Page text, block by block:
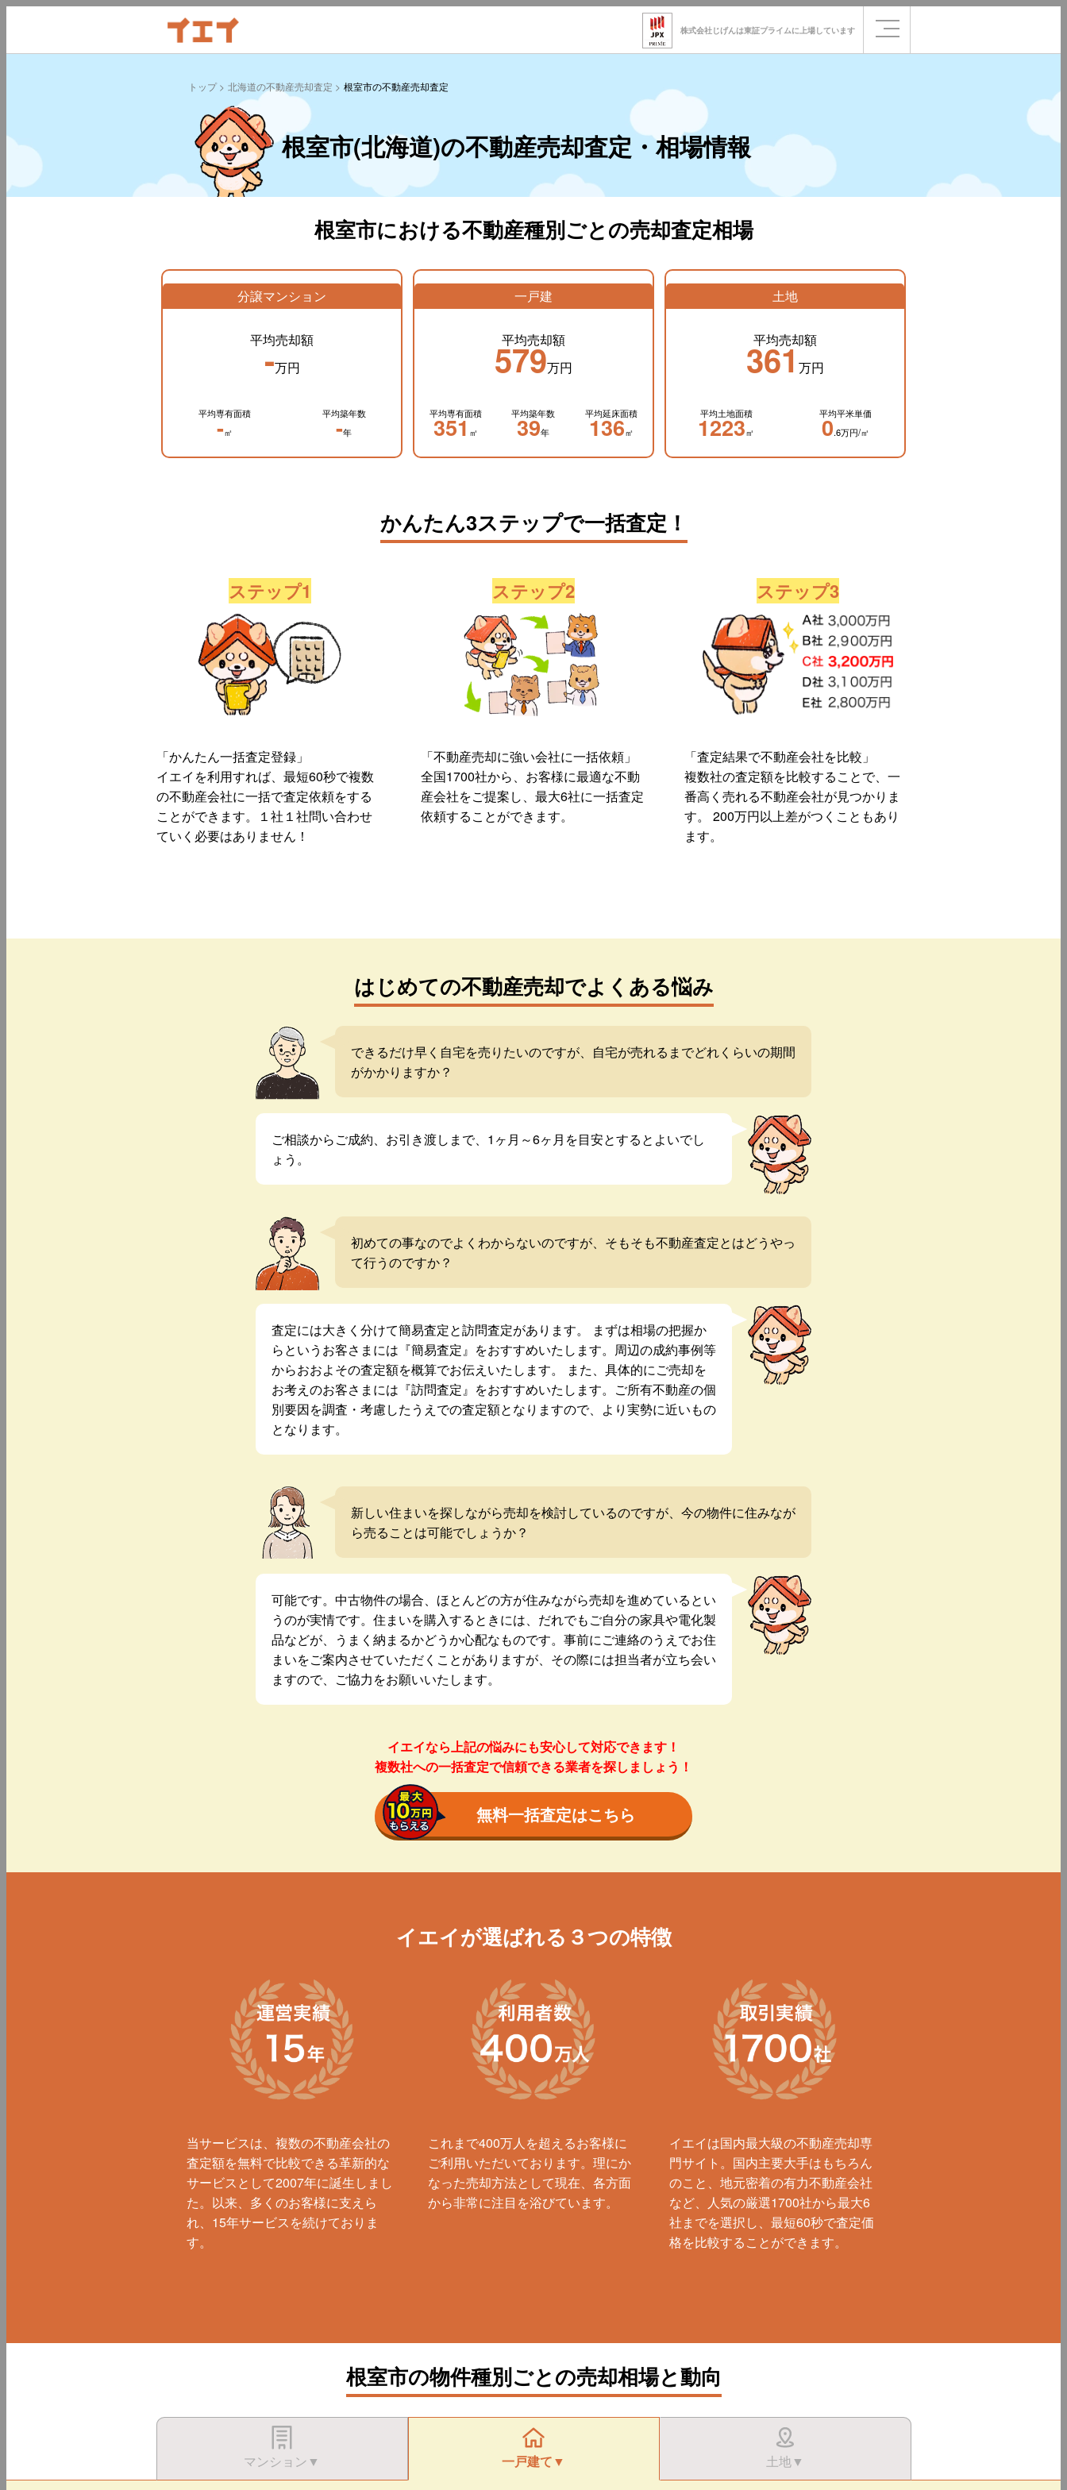
株式会社じげんは東証プライムに 上場しています
トップ 北海道の不動産売却査定 根室市の不動産売却査定
根室市(北海道)の不動産売却査定・相場情報
根室市における不動産種別ごとの売却査定相場
分譲マンション
平均売却額
-万円
平均専有面積
-㎡
平均築年数
-年
一戸建
平均売却額
579万円
平均専有面積
351㎡
平均築年数
39年
平均延床面積
136㎡
土地
平均売却額
361万円
平均土地面積
1223㎡
平均平米単価
0.6万円/㎡
かんたん3ステップで一括査定！
ステップ1
「かんたん一括査定登録」
イエイを利用すれば、最短60秒で複数
の不動産会社に一括で査定依頼をする
ことができます。１社１社問い合わせ
ていく必要はありません！
ステップ2
「不動産売却に強い会社に一括依頼」
全国1700社から、お客様に最適な不動
産会社をご提案し、最大6社に一括査定
依頼することができます。
ステップ3
「査定結果で不動産会社を比較」
複数社の査定額を比較することで、一
番高く売れる不動産会社が見つかりま
す。 200万円以上差がつくこともあり
ます。
はじめての不動産売却でよくある悩み
できるだけ早く自宅を売りたいのですが、自宅が売れるまでどれくらいの期間
がかかりますか？
ご相談からご成約、お引き渡しまで、1ヶ月～6ヶ月を目安とするとよいでし
ょう。
初めての事なのでよくわからないのですが、そもそも不動産査定とはどうやっ
て行うのですか？
査定には大きく分けて簡易査定と訪問査定があります。 まずは相場の把握か
らというお客さまには『簡易査定』をおすすめいたします。周辺の成約事例等
からおおよその査定額を概算でお伝えいたします。 また、具体的にご売却を
お考えのお客さまには『訪問査定』をおすすめいたします。ご所有不動産の個
別要因を調査・考慮したうえでの査定額となりますので、より実勢に近いもの
となります。
新しい住まいを探しながら売却を検討しているのですが、今の物件に住みなが
ら売ることは可能でしょうか？
可能です。中古物件の場合、ほとんどの方が住みながら売却を進めているとい
うのが実情です。住まいを購入するときには、だれでもご自分の家具や電化製
品などが、うまく納まるかどうか心配なものです。事前にご連絡のうえでお住
まいをご案内させていただくことがありますが、その際には担当者が立ち会い
ますので、ご協力をお願いいたします。
イエイなら上記の悩みにも安心して対応できます！
複数社への一括査定で信頼できる業者を探しましょう！
無料一括査定はこちら
イエイが選ばれる３つの特徴
当サービスは、複数の不動産会社の
査定額を無料で比較できる革新的な
サービスとして2007年に誕生しまし
た。以来、多くのお客様に支えら
れ、15年サービスを続けておりま
す。
これまで400万人を超えるお客様に
ご利用いただいております。理にか
なった売却方法として現在、各方面
から非常に注目を浴びています。
イエイは国内最大級の不動産売却専
門サイト。国内主要大手はもちろん
のこと、地元密着の有力不動産会社
など、人気の厳選1700社から最大6
社までを選択し、最短60秒で査定価
格を比較することができます。
根室市の物件種別ごとの売却相場と動向
マンション▼ 一戸建て▼ 土地▼